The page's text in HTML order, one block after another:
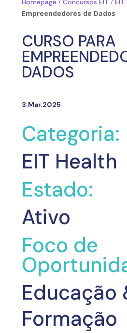
Homepage Concursos EIT EIT
Empreendedores de Dados
CURSO PARA
DADOS
3.Mar.2025
Categoria:
EIT Health
Estado:
Ativo
Foco de
Educação
Formação